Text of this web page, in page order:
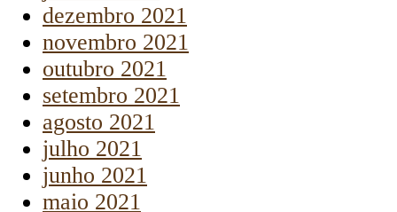
dezembro 2021
novembro 2021
outubro 2021
setembro 2021
agosto 2021
julho 2021
junho 2021
maio 2021